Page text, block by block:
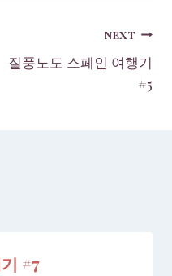
NEXT
질풍노도 스페인 여행기
#5
#7